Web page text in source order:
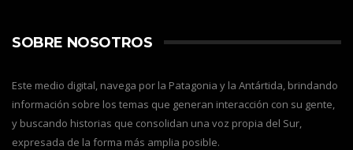
SOBRE NOSOTROS
Este medio digital, navega por la Patagonia y la Antártida, brindando
información sobre los temas que generan interacción con su gente,
y buscando historias que consolidan una voz propia del Sur,
expresada de la forma más amplia posible.